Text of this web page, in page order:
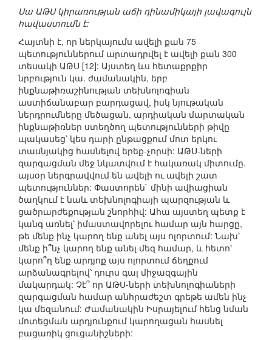
Սա ԱԹՍ կիրառության աճի դինամիկայի լավագույն
հավաստումն է:
Հայտնի է, որ ներկայումս ավելի քան 75
պետություններում արտադրվել է ավելի քան 300
տեսակի ԱԹՍ [12]: Այստեղ ևս հետաքրքիր
նրբություն կա. ժամանակին, երբ
ինքնաթիռաշինության տեխնոլոգիան
աստիճանաբար բարդացավ, իսկ նյութական
ներդրումները մեծացան, արդիական մարտական
ինքնաթիռներ ստեղծող պետությունների թիվը
պակասեց՝ կես դարի ընթացքում մոտ երկու
տասնյակից հասնելով երեք-չորսի: ԱԹՍ-ների
զարգացման մեջ նկատվում է հակառակ միտումը.
այսօր ներգրավվում են ավելի ու ավելի շատ
պետություններ: Փաստորեն` մինի ավիացիան
ծաղկում է նաև տեխնոլոգիայի պարզության և
ցածրարժեքության շնորհիվ: Ահա այստեղ պետք է
կանգ առնել՝ իմաստավորելու համար այն հարցը,
թե մենք ինչ կարող ենք անել այս ոլորտում: Նախ՝
մենք ի՞նչ կարող ենք անել մեզ համար, և հետո՝
կարո՞ղ ենք արդյոք այս ոլորտում ճեղքում
արձանագրելով՝ դուրս գալ միջազգային
մակարդակ: Չէ՞ որ ԱԹՍ-ների տեխնոլոգիաների
զարգացման համար անհրաժեշտ գրեթե ամեն ինչ
կա մեզանում: Ժամանակին Իսրայելում հենց նման
մոտեցման արդյունքում կարողացան հասնել
բացառիկ ցուցանիշների: